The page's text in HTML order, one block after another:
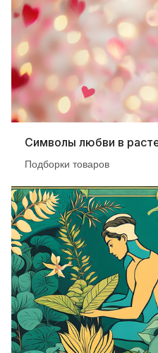
Символы любви в
Подборки товаров